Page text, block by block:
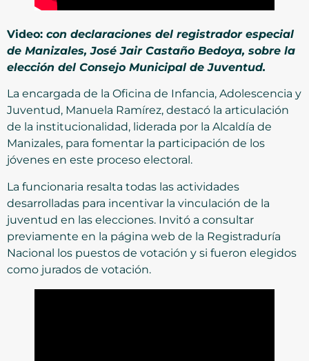
Video: con declaraciones del registrador especial
de Manizales, José Jair Castaño Bedoya, sobre la
elección del Consejo Municipal de Juventud.
La encargada de la Oficina de Infancia, Adolescencia y
Juventud, Manuela Ramírez, destacó la articulación
de la institucionalidad, liderada por la Alcaldía de
Manizales, para fomentar la participación de los
jóvenes en este proceso electoral.
La funcionaria resalta todas las actividades
desarrolladas para incentivar la vinculación de la
juventud en las elecciones. Invitó a consultar
previamente en la página web de la Registraduría
Nacional los puestos de votación y si fueron elegidos
como jurados de votación.